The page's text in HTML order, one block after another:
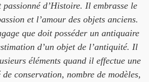
d’Histoire. Il embrasse le
et l’amour des objets anciens.
que doit posséder un antiquaire
d’un objet de l’antiquité. Il
éléments quand il effectue une
conservation, nombre de modèles,